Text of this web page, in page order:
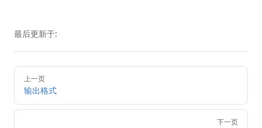
最后更新于:
Pager
上一页
输出格式
下一页